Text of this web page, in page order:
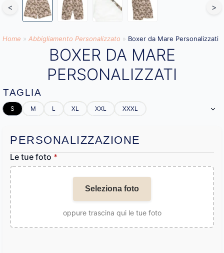
< >
Home » Abbigliamento Personalizzato​ » Boxer da Mare Personalizzati
BOXER DA MARE
PERSONALIZZATI
TAGLIA
S M L XL XXL XXXL
PERSONALIZZAZIONE
Le tue foto *
Seleziona foto
oppure trascina qui le tue foto